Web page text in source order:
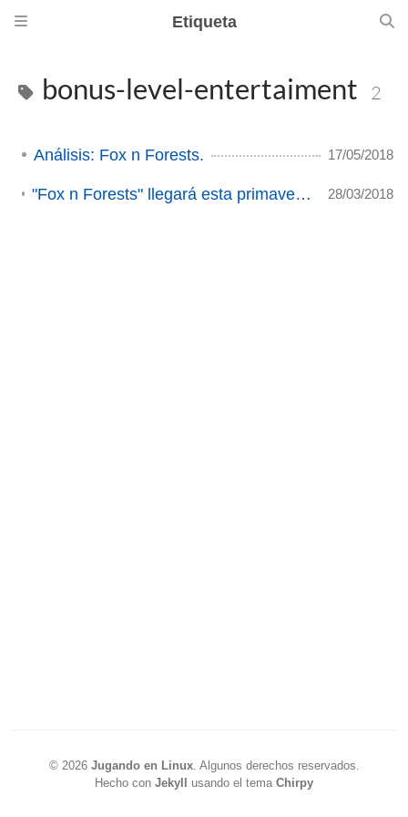
Etiqueta
bonus-level-entertaiment 2
Análisis: Fox n Forests. 17/05/2018
"Fox n Forests" llegará esta primavera a nuestros PC's (ACTUALIZADO) 28/03/2018
© 2026 Jugando en Linux. Algunos derechos reservados.
Hecho con Jekyll usando el tema Chirpy